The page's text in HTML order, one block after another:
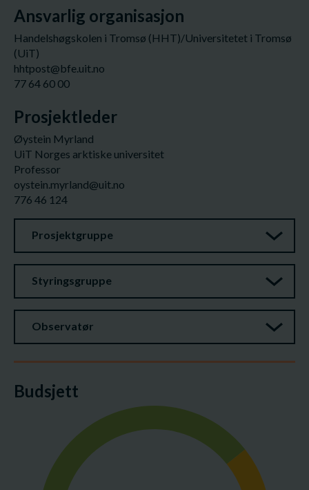
Ansvarlig organisasjon
Handelshøgskolen i Tromsø (HHT)/Universitetet i Tromsø
(UiT)
hhtpost@bfe.uit.no
77 64 60 00
Prosjektleder
Øystein Myrland
UiT Norges arktiske universitet
Professor
oystein.myrland@uit.no
776 46 124
Prosjektgruppe
Styringsgruppe
Observatør
Budsjett